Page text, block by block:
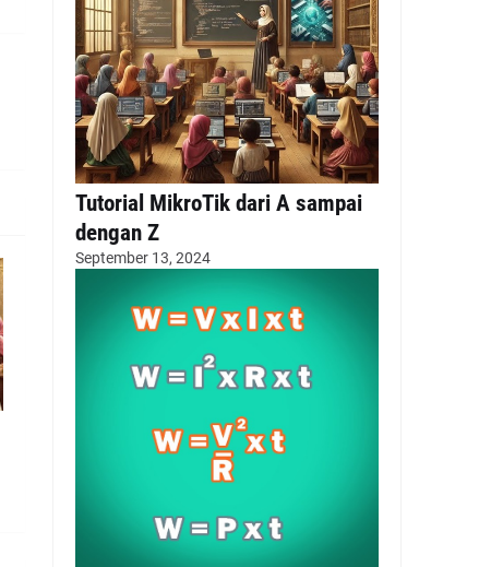
Tutorial MikroTik dari A sampai
dengan Z
September 13, 2024